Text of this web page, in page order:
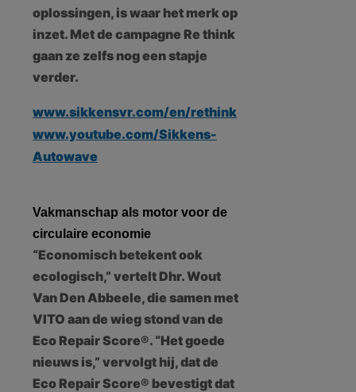
oplossingen, is waar het merk op
inzet. Met de campagne Re think
gaan ze zelfs nog een stapje
verder.
www.sikkensvr.com/en/rethink
www.youtube.com/Sikkens-
Autowave
Vakmanschap als motor voor de
circulaire economie
“Economisch betekent ook
ecologisch,” vertelt Dhr. Wout
Van Den Abbeele, die samen met
VITO aan de wieg stond van de
Eco Repair Score®. “Het goede
nieuws is,” vervolgt hij, dat de
Eco Repair Score® bevestigt dat